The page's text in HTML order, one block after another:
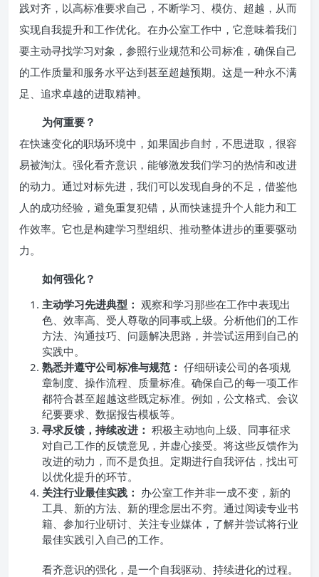
践对齐，以高标准要求自己，不断学习、模仿、超越，从而
实现自我提升和工作优化。在办公室工作中，它意味着我们
要主动寻找学习对象，参照行业规范和公司标准，确保自己
的工作质量和服务水平达到甚至超越预期。这是一种永不满
足、追求卓越的进取精神。
为何重要？
在快速变化的职场环境中，如果固步自封，不思进取，很容
易被淘汰。强化看齐意识，能够激发我们学习的热情和改进
的动力。通过对标先进，我们可以发现自身的不足，借鉴他
人的成功经验，避免重复犯错，从而快速提升个人能力和工
作效率。它也是构建学习型组织、推动整体进步的重要驱动
力。
如何强化？
主动学习先进典型： 观察和学习那些在工作中表现出
色、效率高、受人尊敬的同事或上级。分析他们的工作
方法、沟通技巧、问题解决思路，并尝试运用到自己的
实践中。
熟悉并遵守公司标准与规范： 仔细研读公司的各项规
章制度、操作流程、质量标准。确保自己的每一项工作
都符合甚至超越这些既定标准。例如，公文格式、会议
纪要要求、数据报告模板等。
寻求反馈，持续改进： 积极主动地向上级、同事征求
对自己工作的反馈意见，并虚心接受。将这些反馈作为
改进的动力，而不是负担。定期进行自我评估，找出可
以优化提升的环节。
关注行业最佳实践： 办公室工作并非一成不变，新的
工具、新的方法、新的理念层出不穷。通过阅读专业书
籍、参加行业研讨、关注专业媒体，了解并尝试将行业
最佳实践引入自己的工作。
看齐意识的强化，是一个自我驱动、持续进化的过程。